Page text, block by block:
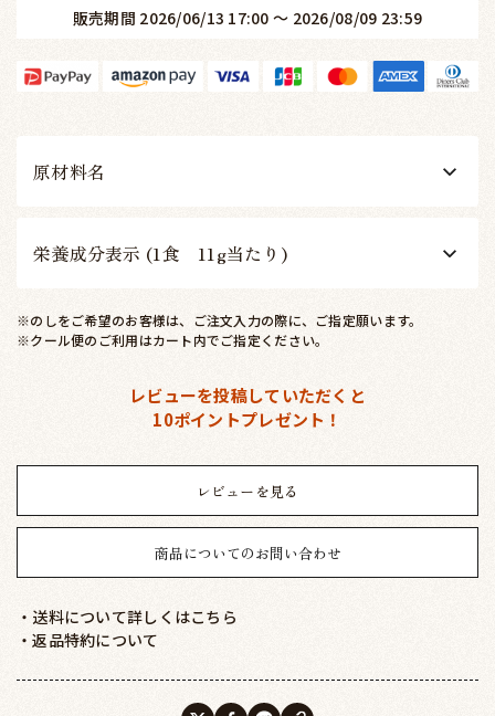
販売期間 2026/06/13 17:00〜 2026/08/09 23:59
原材料名
栄養成分表示 (1食 11g当たり)
※のしをご希望のお客様は、ご注文入力の際に、ご指定願います。
※クール便のご利用はカート内でご指定ください。
レビューを投稿していただくと
10ポイントプレゼント！
レビューを見る
商品についてのお問い合わせ
・送料について詳しくはこちら
・返品特約について